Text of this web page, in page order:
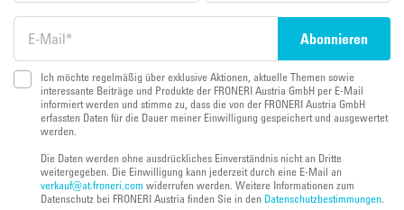
Ich möchte regelmäßig über exklusive Aktionen, aktuelle Themen sowie
interessante Beiträge und Produkte der FRONERI Austria GmbH per E-Mail
informiert werden und stimme zu, dass die von der FRONERI Austria GmbH
erfassten Daten für die Dauer meiner Einwilligung gespeichert und ausgewertet
werden.
Die Daten werden ohne ausdrückliches Einverständnis nicht an Dritte
weitergegeben. Die Einwilligung kann jederzeit durch eine E-Mail an
verkauf@at.froneri.com widerrufen werden. Weitere Informationen zum
Datenschutz bei FRONERI Austria finden Sie in den Datenschutzbestimmungen.